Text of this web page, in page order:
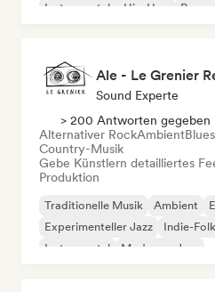
Instrumentaler Hip-Hop
Rap
Ale - Le Grenier
Sound Experte
> 200 Antworten gegeben
Alternativer RockAmbientBlues
Country-Musik
Gebe Künstlern detailliertes
Produktion
Traditionelle Musik Ambient
Experimenteller Jazz
Indie-Folk
Instrumental
Moderner Jazz